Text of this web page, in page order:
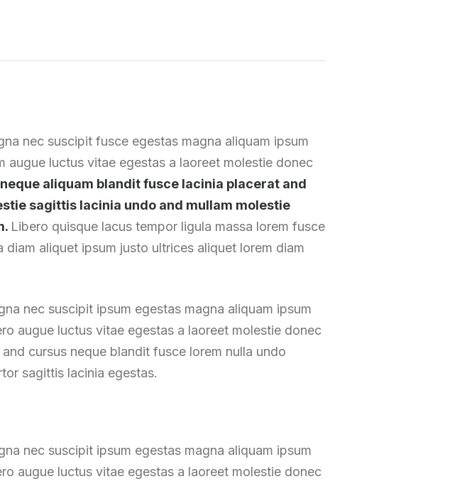
nec suscipit fusce egestas magna aliquam ipsum
luctus vitae egestas a laoreet molestie donec
aliquam blandit fusce lacinia placerat and
sagittis lacinia undo and mullam molestie
Libero quisque lacus tempor ligula massa lorem fusce
aliquet ipsum justo ultrices aliquet lorem diam
nec suscipit ipsum egestas magna aliquam ipsum
augue luctus vitae egestas a laoreet molestie donec
cursus neque blandit fusce lorem nulla undo
sagittis lacinia egestas.
nec suscipit ipsum egestas magna aliquam ipsum
augue luctus vitae egestas a laoreet molestie donec